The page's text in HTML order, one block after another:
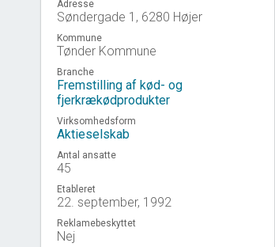
Adresse
Søndergade 1, 6280 Højer
Kommune
Tønder Kommune
Branche
Fremstilling af kød- og
fjerkrækødprodukter
Virksomhedsform
Aktieselskab
Antal ansatte
45
Etableret
22. september, 1992
Reklamebeskyttet
Nej